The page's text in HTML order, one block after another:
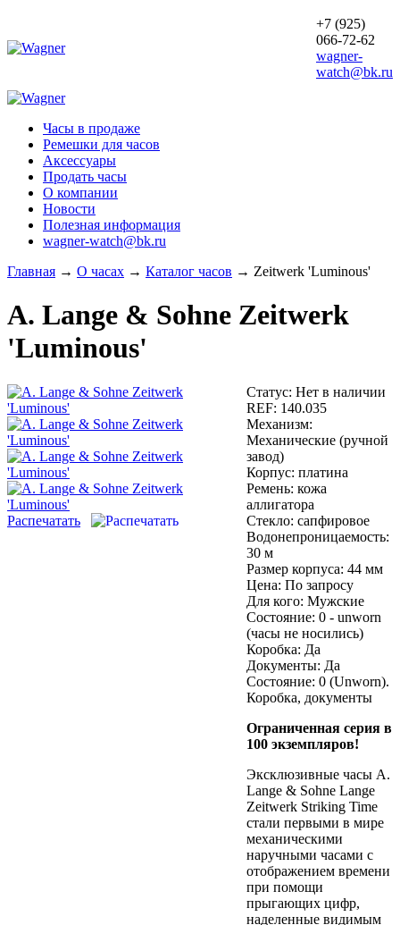
+7 (925)
066-72-62
wagner-
watch@bk.ru
Часы в продаже
Ремешки для часов
Аксессуары
Продать часы
О компании
Новости
Полезная информация
wagner-watch@bk.ru
Главная → О часах → Каталог часов → Zeitwerk 'Luminous'
A. Lange & Sohne Zeitwerk
'Luminous'
Распечатать
Статус: Нет в наличии
REF: 140.035
Механизм:
Механические (ручной
завод)
Корпус: платина
Ремень: кожа
аллигатора
Стекло: сапфировое
Водонепроницаемость:
30 м
Размер корпуса: 44 мм
Цена: По запросу
Для кого: Мужские
Состояние: 0 - unworn
(часы не носились)
Коробка: Да
Документы: Да
Состояние: 0 (Unworn).
Коробка, документы
Ограниченная серия в
100 экземпляров!
Эксклюзивные часы A.
Lange & Sohne Lange
Zeitwerk Striking Time
стали первыми в мире
механическими
наручными часами с
отображением времени
при помощи
прыгающих цифр,
наделенные видимым